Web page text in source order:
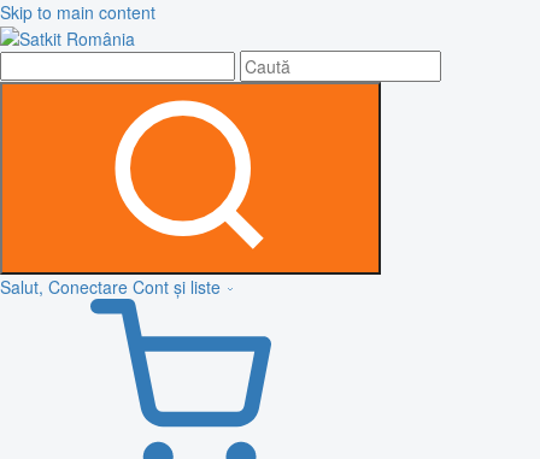
Skip to main content
Salut, Conectare Cont și liste